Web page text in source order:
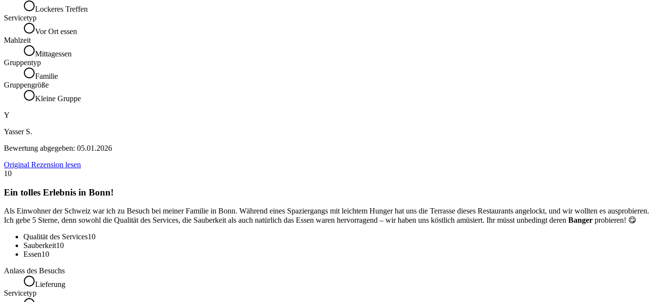
Lockeres Treffen
Servicetyp
Vor Ort essen
Mahlzeit
Mittagessen
Gruppentyp
Familie
Gruppengröße
Kleine Gruppe
Y
Yasser S.
Bewertung abgegeben: 05.01.2026
Original Rezension lesen
10
Ein tolles Erlebnis in Bonn!
Als Einwohner der Schweiz war ich zu Besuch bei meiner Familie in Bonn. Während eines Spaziergangs mit leichtem Hunger hat uns die Terrasse dieses Restaurants angelockt, und wir wollten es ausprobieren.
Ich gebe 5 Sterne, denn sowohl die Qualität des Services, die Sauberkeit als auch natürlich das Essen waren hervorragend – wir haben uns köstlich amüsiert. Ihr müsst unbedingt deren Banger probieren! 😋
Qualität des Services10
Sauberkeit10
Essen10
Anlass des Besuchs
Lieferung
Servicetyp